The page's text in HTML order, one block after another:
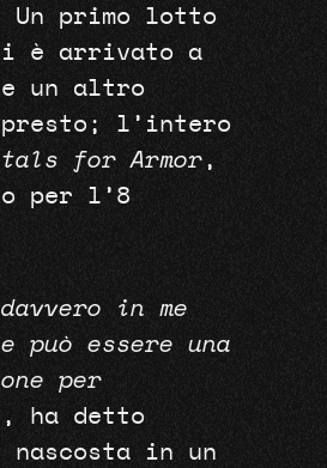
Un primo lotto
è arrivato a
un altro
l’intero
for Armor ,
per l’8
in me
può essere una
per
ha detto
nascosta in un